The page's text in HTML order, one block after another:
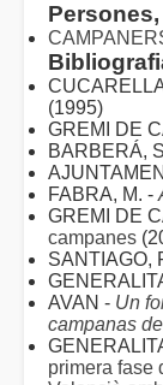
(1995)
GREMI DE
BARBERÁ,
FABRA, M. -
GREMI DE
campanes
SANTIAGO,
AVAN - Un
campanas
primera fase